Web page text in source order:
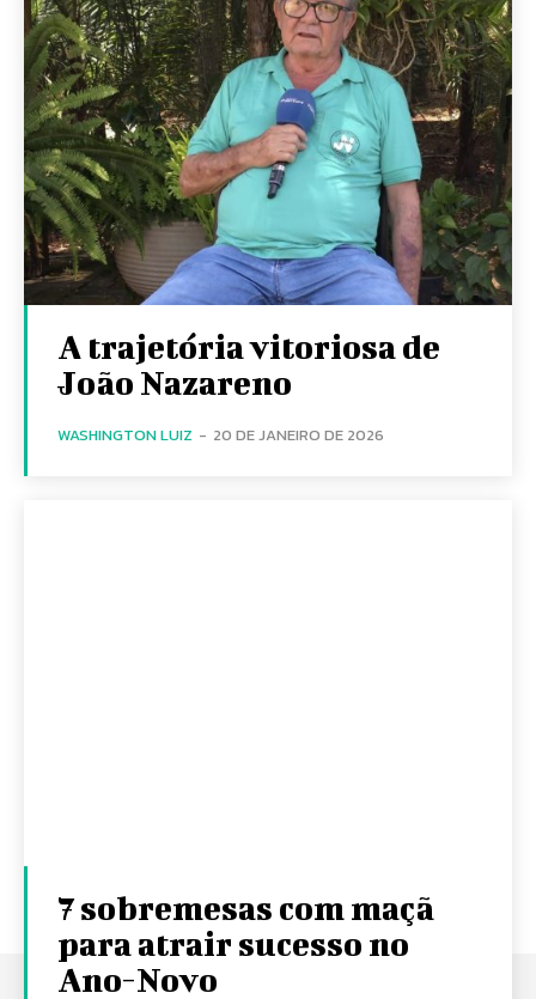
A trajetória vitoriosa de
João Nazareno
WASHINGTON LUIZ - 20 DE JANEIRO DE 2026
7 sobremesas com maçã
para atrair sucesso no
Ano-Novo